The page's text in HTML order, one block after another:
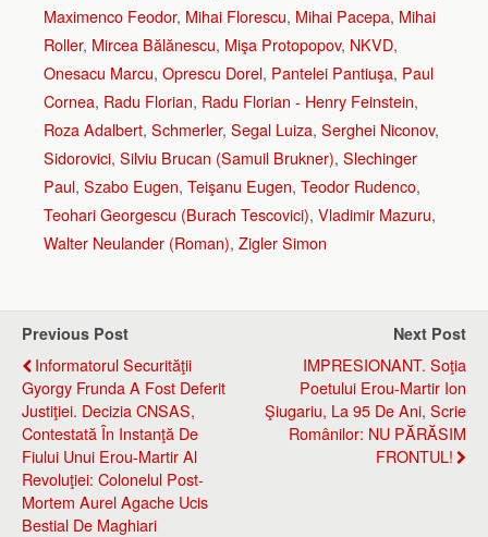
Maximenco Feodor, Mihai Florescu, Mihai Pacepa, Mihai
Roller, Mircea Bălănescu, Mişa Protopopov, NKVD,
Onesacu Marcu, Oprescu Dorel, Pantelei Pantiuşa, Paul
Cornea, Radu Florian, Radu Florian - Henry Feinstein,
Roza Adalbert, Schmerler, Segal Luiza, Serghei Niconov,
Sidorovici, Silviu Brucan (Samuil Brukner), Slechinger
Paul, Szabo Eugen, Teişanu Eugen, Teodor Rudenco,
Teohari Georgescu (Burach Tescovici), Vladimir Mazuru,
Walter Neulander (Roman), Zigler Simon
Previous Post
Informatorul Securităţii
Gyorgy Frunda A Fost Deferit
Justiţiei. Decizia CNSAS,
Contestată În Instanţă De
Fiului Unui Erou-Martir Al
Revoluţiei: Colonelul Post-
Mortem Aurel Agache Ucis
Bestial De Maghiari
Next Post
IMPRESIONANT. Soţia
Poetului Erou-Martir Ion
Şiugariu, La 95 De Ani, Scrie
Românilor: NU PĂRĂSIM
FRONTUL!